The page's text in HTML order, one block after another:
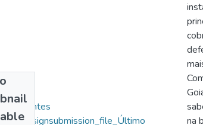
Arantes
na